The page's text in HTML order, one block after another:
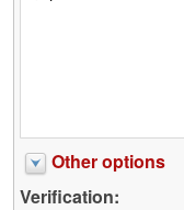
Other options
Verification: